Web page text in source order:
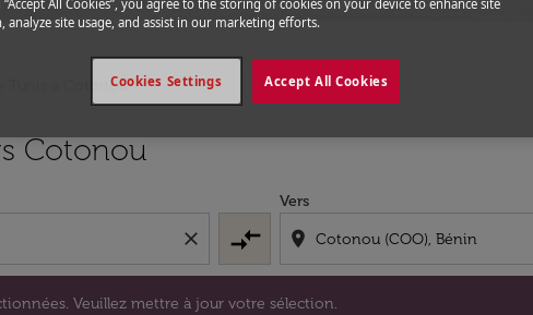
Tunis a Cotonou
Cotonou
close compare_arrows
Vers
location_on
Veuillez mettre à jour votre sélection.
Veuillez mettre à jour votre sélection.
“Accept All Cookies”, you agree to the storing of cookies on your device to enhance site
analyze site usage, and assist in our marketing efforts.
Accept All Cookies
Cookies Settings